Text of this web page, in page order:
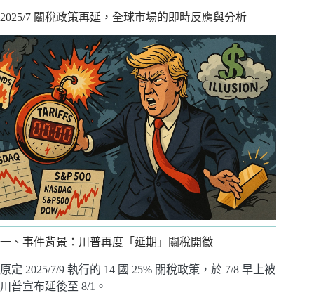
2025/7 關稅政策再延，全球市場的即時反應與分析
一、事件背景：川普再度「延期」關稅開徵
原定 2025/7/9 執行的 14 國 25% 關稅政策，於 7/8 早上被
川普宣布延後至 8/1。